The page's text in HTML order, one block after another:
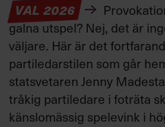
VAL 2026
galna utspel? Nej, det är
väljare. Här är det
partiledarstilen som går
statsvetaren Jenny
tråkig partiledare i foträta
känslomässig spelevink i